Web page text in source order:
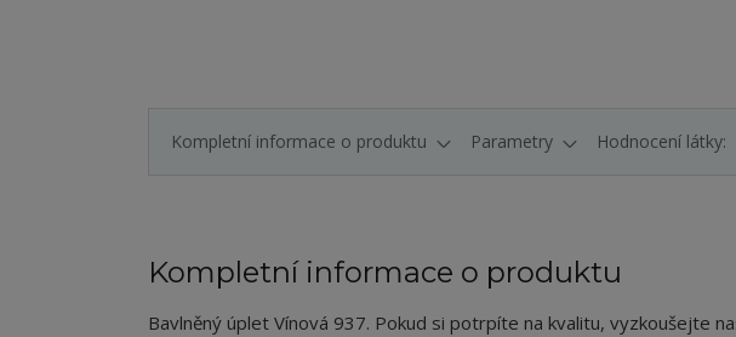
Kompletní informace o produktu Parametry Hodnocení látky:
Kompletní informace o produktu
Bavlněný úplet Vínová 937. Pokud si potrpíte na kvalitu, vyzkoušejte